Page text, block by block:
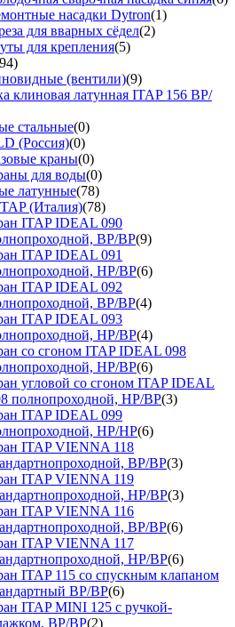
насадки Dytron(1)
для вварных сёдел(2)
для крепления(5)
(вентили)(9)
клиновая латунная ITAP 156 ВР/
стальные(0)
(Россия)(0)
краны(0)
для воды(0)
латунные(78)
(Италия)(78)
ITAP IDEAL 090
ВР/ВР(9)
ITAP IDEAL 091
НР/ВР(6)
ITAP IDEAL 092
ВР/ВР(4)
ITAP IDEAL 093
НР/ВР(4)
со сгоном ITAP IDEAL 098
НР/ВР(6)
угловой со сгоном ITAP IDEAL
полнопроходной, НР/ВР(3)
ITAP IDEAL 099
НР/НР(6)
ITAP VIENNA 118
ВР/ВР(3)
ITAP VIENNA 119
НР/ВР(3)
ITAP VIENNA 116
ВР/ВР(6)
ITAP VIENNA 117
НР/ВР(6)
ITAP 115 со спускным клапаном
ВР/ВР(6)
ITAP MINI 125 с ручкой-
ВР/ВР(2)